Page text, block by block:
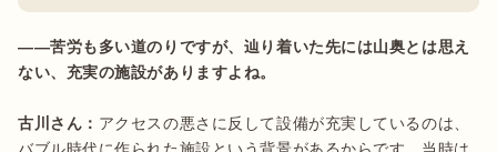
――苦労も多い道のりですが、辿り着いた先には山奥とは思え
ない、充実の施設がありますよね。
古川さん： アクセスの悪さに反して設備が充実しているのは、